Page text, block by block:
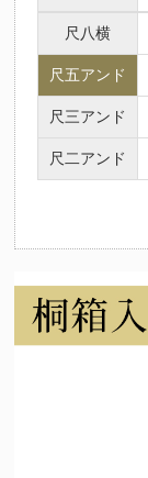
尺八横
尺五アンド
尺三アンド
尺二アンド